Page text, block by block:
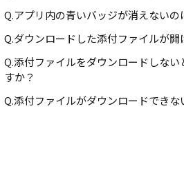
Q.アプリ内の青いバッジが消えないの
Q.ダウンロードした添付ファイルが開
Q.添付ファイルをダウンロードしな
すか？
Q.添付ファイルがダウンロードできな